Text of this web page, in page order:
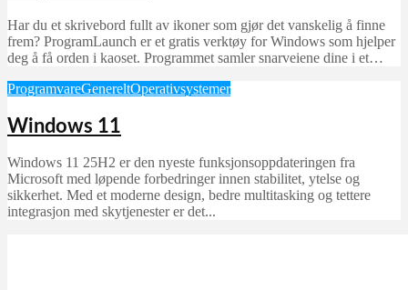
Har du et skrivebord fullt av ikoner som gjør det vanskelig å finne
frem? ProgramLaunch er et gratis verktøy for Windows som hjelper
deg å få orden i kaoset. Programmet samler snarveiene dine i et…
ProgramvareGenereltOperativsystemer
Windows 11
Windows 11 25H2 er den nyeste funksjonsoppdateringen fra
Microsoft med løpende forbedringer innen stabilitet, ytelse og
sikkerhet. Med et moderne design, bedre multitasking og tettere
integrasjon med skytjenester er det...